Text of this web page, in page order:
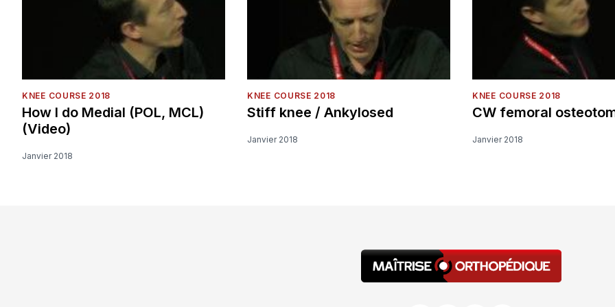
KNEE COURSE 2018
How I do Medial (POL, MCL)
(Video)
Janvier 2018
KNEE COURSE 2018
Stiff knee / Ankylosed
Janvier 2018
KNEE COURSE 2018
CW femoral
Janvier 2018